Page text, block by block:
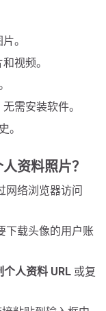
。
视频。
需安装软件。
。
资料照片？
网络浏览器访问
下载头像的用户账
个人资料 URL 或复